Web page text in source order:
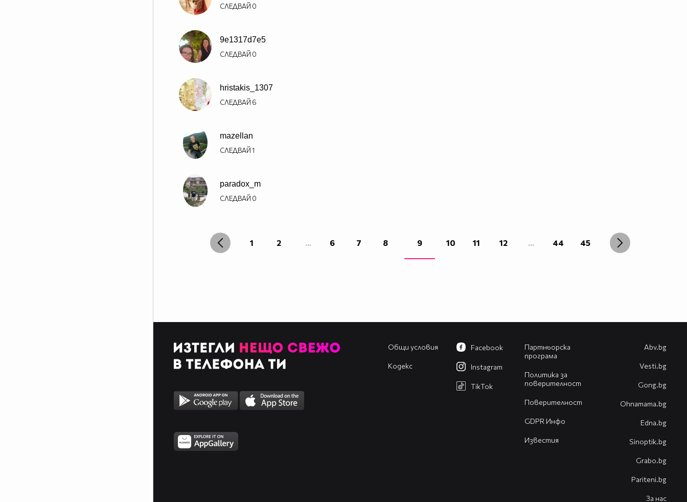
СЛЕДВАЙ 0
9e1317d7e5
СЛЕДВАЙ 0
hristakis_1307
СЛЕДВАЙ 6
mazellan
СЛЕДВАЙ1
paradox_m
СЛЕДВАЙ 0
1 2 ... 6 7 8 9 10 11 12 ... 44 45
Общи условия
Кодекс
Партньорска
програма
Политика за
поверителност
Поверителност
GDPR Инфо
Известия
Facebook
Instagram
TikTok
Abv.bg
Vesti.bg
Gong.bg
Оhnamama.bg
Edna.bg
Sinoptik.bg
Grabo.bg
Pariteni.bg
За нас